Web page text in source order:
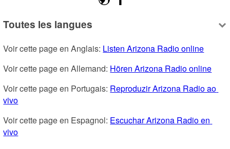
Toutes les langues
Voir cette page en Anglais: Listen Arizona Radio online
Voir cette page en Allemand: Hören Arizona Radio online
Voir cette page en Portugais: Reproduzir Arizona Radio ao
vivo
Voir cette page en Espagnol: Escuchar Arizona Radio en
vivo